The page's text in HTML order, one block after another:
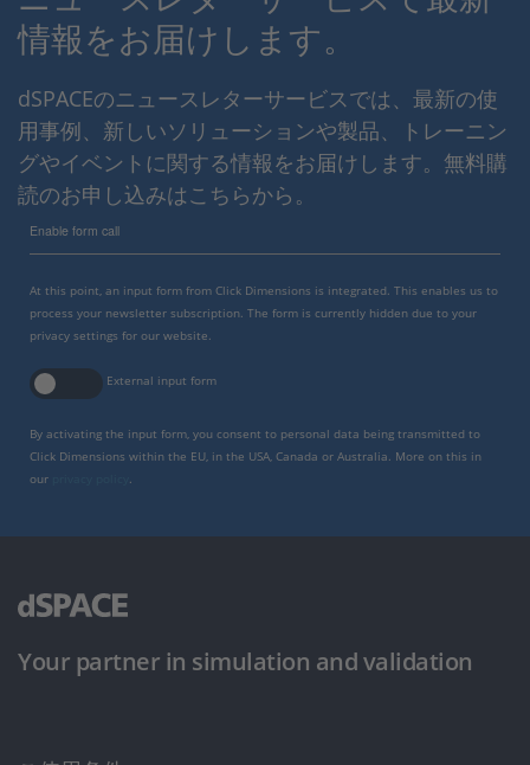
情報をお届けします。
dSPACEのニュースレターサービスでは、最新の使
用事例、新しいソリューションや製品、トレーニン
グやイベントに関する情報をお届けします。無料購
読のお申し込みはこちらから。
Enable form call
At this point, an input form from Click Dimensions is integrated. This enables us to
process your newsletter subscription. The form is currently hidden due to your
privacy settings for our website.
External input form
By activating the input form, you consent to personal data being transmitted to
Click Dimensions within the EU, in the USA, Canada or Australia. More on this in
our
.
Your partner in simulation and validation